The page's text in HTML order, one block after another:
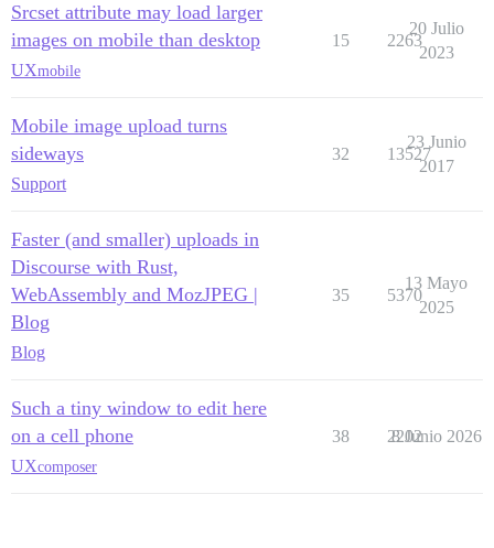
Srcset attribute may load larger
images on mobile than desktop
UXmobile
15 2263
20 Julio
2023
Mobile image upload turns
sideways
Support
32 13527
23 Junio
2017
Faster (and smaller) uploads in
Discourse with Rust,
WebAssembly and MozJPEG |
Blog
Blog
35 5370
13 Mayo
2025
Such a tiny window to edit here
on a cell phone
UXcomposer
38 2202
8 Junio 2026